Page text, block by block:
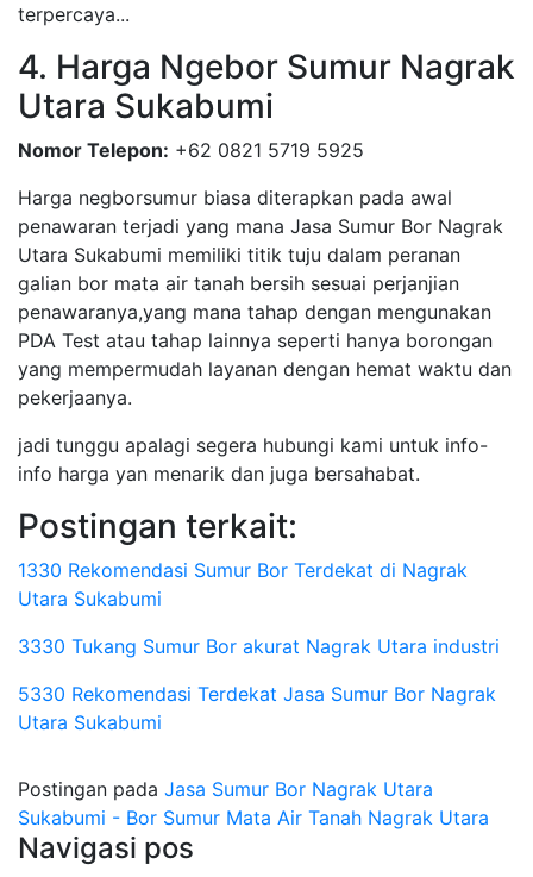
terpercaya...
4. Harga Ngebor Sumur Nagrak
Utara Sukabumi
Nomor Telepon: +62 0821 5719 5925
Harga negborsumur biasa diterapkan pada awal
penawaran terjadi yang mana Jasa Sumur Bor Nagrak
Utara Sukabumi memiliki titik tuju dalam peranan
galian bor mata air tanah bersih sesuai perjanjian
penawaranya,yang mana tahap dengan mengunakan
PDA Test atau tahap lainnya seperti hanya borongan
yang mempermudah layanan dengan hemat waktu dan
pekerjaanya.
jadi tunggu apalagi segera hubungi kami untuk info-
info harga yan menarik dan juga bersahabat.
Postingan terkait:
1330 Rekomendasi Sumur Bor Terdekat di Nagrak
Utara Sukabumi
3330 Tukang Sumur Bor akurat Nagrak Utara industri
5330 Rekomendasi Terdekat Jasa Sumur Bor Nagrak
Utara Sukabumi
Postingan pada Jasa Sumur Bor Nagrak Utara
Sukabumi - Bor Sumur Mata Air Tanah Nagrak Utara
Navigasi pos